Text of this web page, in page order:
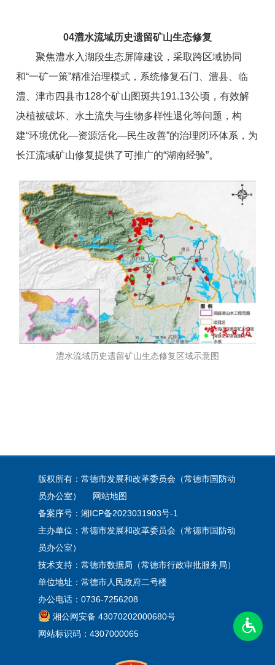
04澧水流域历史遗留矿山生态修复
聚焦澧水入湖段生态屏障建设，采取跨区域协同
和“一矿一策”精准治理模式，系统修复石门、澧县、临
澧、津市四县市128个矿山图斑共191.13公顷，有效解
决植被破坏、水土流失与生物多样性退化等问题，构
建“环境优化—资源活化—民生改善”的治理闭环体系，为
长江流域矿山修复提供了可推广的“湖南经验”。
澧水流域历史遗留矿山生态修复区域示意图
版权所有：常德市发展和改革委员会（常德市国防动
员办公室）
网站地图
备案序号： 湘ICP备2023031903号-1
主办单位：常德市发展和改革委员会（常德市国防动
员办公室）
技术支持：常德市数据局（常德市行政审批服务局）
单位地址：常德市人民政府二号楼
办公电话：0736-7256208
湘公网安备 43070202000680号
网站标识码：4307000065